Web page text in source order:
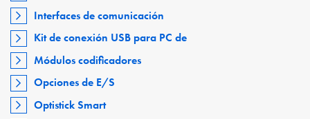
Interfaces de comunicación
Kit de conexión USB para PC de
Módulos codificadores
Opciones de E/S
Optistick Smart